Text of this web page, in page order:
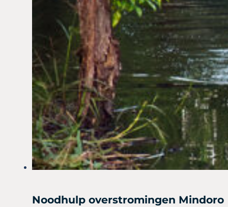
Noodhulp overstromingen Mindoro